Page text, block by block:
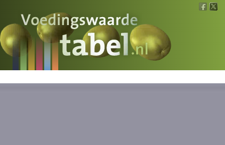
Voedingswaarde
Wat is wat?